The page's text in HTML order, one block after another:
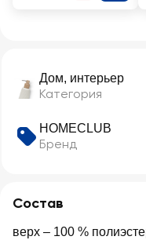
Дом, интерьер
Категория
HOMECLUB
Бренд
Состав
верх – 100 %